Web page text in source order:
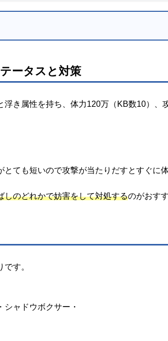
ータスと対策
浮き属性を持ち、体力120万（KB数10）、
ても短いので攻撃が当たりだすとすぐに
しのどれかで妨害をして対処するのがおす
す。
ャドウボクサー・